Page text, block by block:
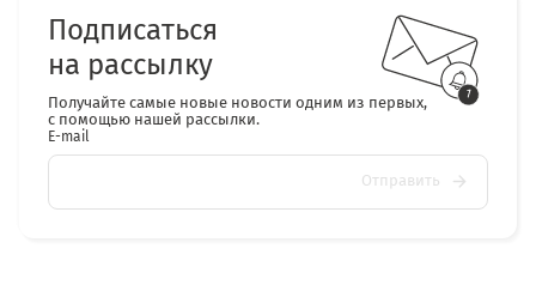
Подписаться
на рассылку
Получайте самые новые новости одним из первых,
с помощью нашей рассылки.
E-mail
Отправить